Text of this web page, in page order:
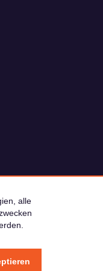
alle